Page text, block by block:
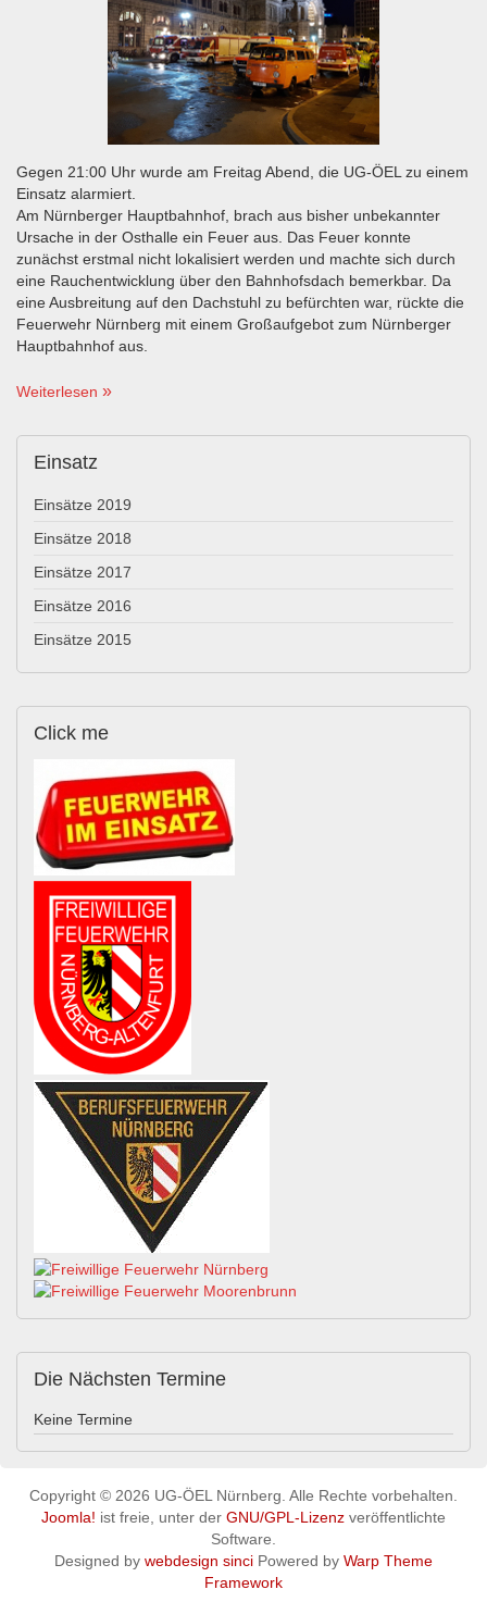
Gegen 21:00 Uhr wurde am Freitag Abend, die UG-ÖEL zu einem
Einsatz alarmiert.
Am Nürnberger Hauptbahnhof, brach aus bisher unbekannter
Ursache in der Osthalle ein Feuer aus. Das Feuer konnte
zunächst erstmal nicht lokalisiert werden und machte sich durch
eine Rauchentwicklung über den Bahnhofsdach bemerkbar. Da
eine Ausbreitung auf den Dachstuhl zu befürchten war, rückte die
Feuerwehr Nürnberg mit einem Großaufgebot zum Nürnberger
Hauptbahnhof aus.
Weiterlesen
Einsatz
Einsätze 2019
Einsätze 2018
Einsätze 2017
Einsätze 2016
Einsätze 2015
Click me
Die Nächsten Termine
Keine Termine
Copyright © 2026 UG-ÖEL Nürnberg. Alle Rechte vorbehalten.
Joomla! ist freie, unter der GNU/GPL-Lizenz veröffentlichte
Software.
Designed by webdesign sinci Powered by Warp Theme
Framework